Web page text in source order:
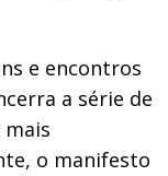
e encontros
a série de
o manifesto